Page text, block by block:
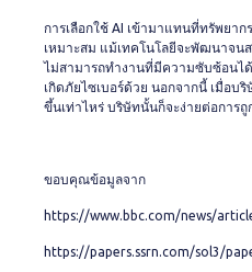
การเลือกใช้ AI เข้ามาแทนที่ทรัพยา
เหมาะสม แม้เทคโนโลยีจะพัฒนาจน
ไม่สามารถทำงานที่มีความซับซ้อนไ
เกิดภัยไซเบอร์ด้วย นอกจากนี้ เมื่อ
ขึ้นเท่าไหร่ บริษัทนั้นก็จะง่ายต่อการ
ขอบคุณข้อมูลจาก
https://www.bbc.com/news/
https://papers.ssrn.com/sol3/